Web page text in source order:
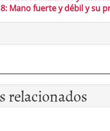
Mano fuerte y débil y su
relacionados